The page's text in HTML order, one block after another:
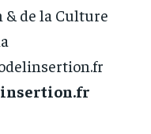
& de la Culture